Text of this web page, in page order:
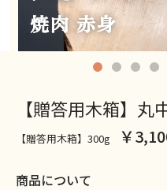
【贈答用木箱】
【贈答用木箱】300g ￥
商品について